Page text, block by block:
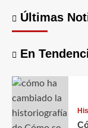
Últimas
En